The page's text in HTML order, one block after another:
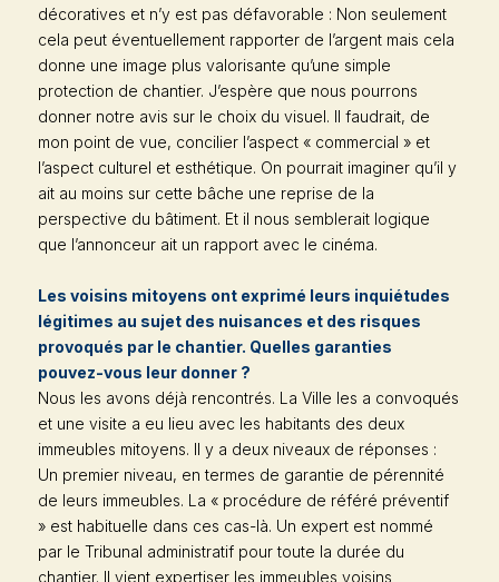
décoratives et n’y est pas défavorable : Non seulement
cela peut éventuellement rapporter de l’argent mais cela
donne une image plus valorisante qu’une simple
protection de chantier. J’espère que nous pourrons
donner notre avis sur le choix du visuel. Il faudrait, de
mon point de vue, concilier l’aspect « commercial » et
l’aspect culturel et esthétique. On pourrait imaginer qu’il y
ait au moins sur cette bâche une reprise de la
perspective du bâtiment. Et il nous semblerait logique
que l’annonceur ait un rapport avec le cinéma.
Les voisins mitoyens ont exprimé leurs inquiétudes
légitimes au sujet des nuisances et des risques
provoqués par le chantier. Quelles garanties
pouvez-vous leur donner ?
Nous les avons déjà rencontrés. La Ville les a convoqués
et une visite a eu lieu avec les habitants des deux
immeubles mitoyens. Il y a deux niveaux de réponses :
Un premier niveau, en termes de garantie de pérennité
de leurs immeubles. La « procédure de référé préventif
» est habituelle dans ces cas-là. Un expert est nommé
par le Tribunal administratif pour toute la durée du
chantier. Il vient expertiser les immeubles voisins